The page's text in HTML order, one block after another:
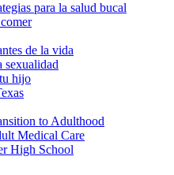
para la salud bucal
de la vida
sexualidad
hijo
to Adulthood
Medical Care
High School